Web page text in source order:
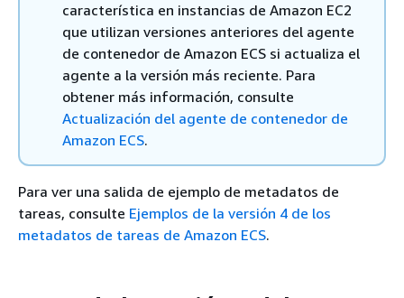
característica en instancias de Amazon EC2
que utilizan versiones anteriores del agente
de contenedor de Amazon ECS si actualiza el
agente a la versión más reciente. Para
obtener más información, consulte
Actualización del agente de contenedor de
Amazon ECS.
Para ver una salida de ejemplo de metadatos de
tareas, consulte Ejemplos de la versión 4 de los
metadatos de tareas de Amazon ECS.